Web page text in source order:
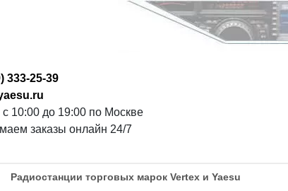
333-25-39
10:00 до 19:00 по Москве
заказы онлайн 24/7
Радиостанции торговых марок Vertex и Yaesu